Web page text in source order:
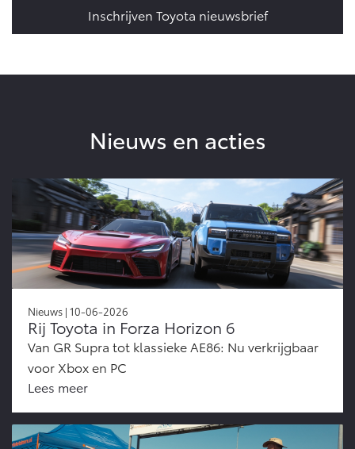
Inschrijven Toyota nieuwsbrief
Nieuws en acties
Nieuws | 10-06-2026
Rij Toyota in Forza Horizon 6
Van GR Supra tot klassieke AE86: Nu verkrijgbaar
voor Xbox en PC
Lees meer